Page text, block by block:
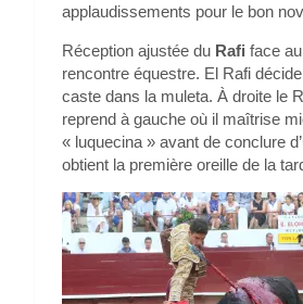
applaudissements pour le bon
Réception ajustée du Rafi face
rencontre équestre. El Rafi
caste dans la muleta. À droite le
reprend à gauche où il maîtrise
« luquecina » avant de conclure
obtient la première oreille de la